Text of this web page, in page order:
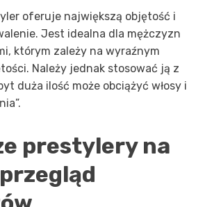
oferuje największą objętość i
Jest idealna dla mężczyzn
którym zależy na wyraźnym
Należy jednak stosować ją z
duża ilość może obciążyć włosy i
prestylery na